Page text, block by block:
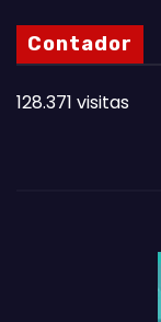
N
O
A
Contador
128.371 visitas